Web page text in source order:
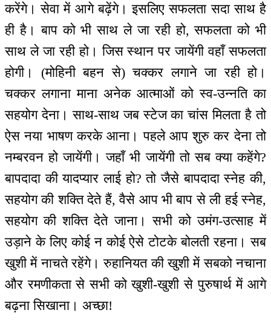
करेंगे। सेवा में आगे बढ़ेंगे। इसलिए सफलता सदा साथ है
ही है। बाप को भी साथ ले जा रही हो, सफलता को भी
साथ ले जा रही हो। जिस स्थान पर जायेंगी वहाँ सफलता
होगी। (मोहिनी बहन से) चक्कर लगाने जा रही हो।
चक्कर लगाना माना अनेक आत्माओं को स्व-उन्नति का
सहयोग देना। साथ-साथ जब स्टेज का चांस मिलता है तो
ऐस नया भाषण करके आना। पहले आप शुरु कर देना तो
नम्बरवन हो जायेंगी। जहाँ भी जायेंगी तो सब क्या कहेंगे?
बापदादा की यादप्यार लाई हो? तो जैसे बापदादा स्नेह की,
सहयोग की शक्ति देते हैं, वैसे आप भी बाप से ली हई स्नेह,
सहयोग की शक्ति देते जाना। सभी को उमंग-उत्साह में
उड़ाने के लिए कोई न कोई ऐसे टोटके बोलती रहना। सब
खुशी में नाचते रहेंगे। रुहानियत की खुशी में सबको नचाना
और रमणीकता से सभी को खुशी-खुशी से पुरुषार्थ में आगे
बढ़ना सिखाना। अच्छा!